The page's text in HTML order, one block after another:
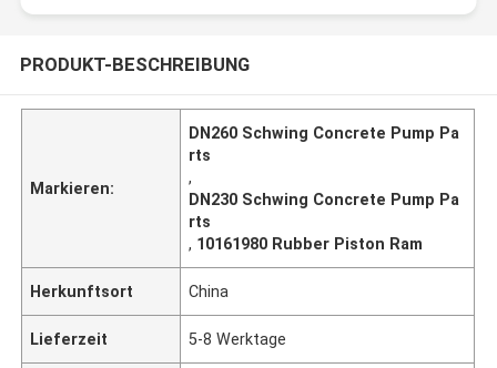
PRODUKT-BESCHREIBUNG
Markieren:
DN260 Schwing Concrete Pump Pa
rts
,
DN230 Schwing Concrete Pump Pa
rts
, 10161980 Rubber Piston Ram
Herkunftsort China
Lieferzeit 5-8 Werktage